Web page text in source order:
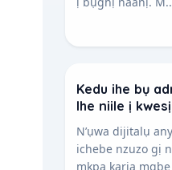
Kedu ihe bụ
Ihe niile ị
N’ụwa dijitalụ
ichebe nzuzo gị
mkpa karịa